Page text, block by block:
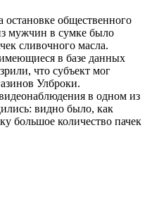
общественного
мужчин в сумке было
сливочного масла.
в базе данных
что субъект мог
Улброки.
в одном из
видно было, как
большое количество пачек